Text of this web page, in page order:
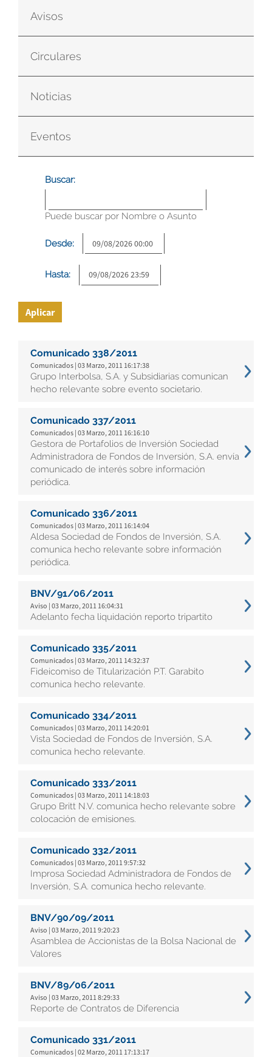
Avisos
Circulares
Noticias
Eventos
Buscar:
Puede buscar por Nombre o Asunto
Desde:
Hasta:
Aplicar
Comunicado 338/2011
Comunicados | 03 Marzo, 2011 16:17:38
Grupo Interbolsa, S.A. y Subsidiarias comunican
hecho relevante sobre evento societario.
Comunicado 337/2011
Comunicados | 03 Marzo, 2011 16:16:10
Gestora de Portafolios de Inversión Sociedad
Administradora de Fondos de Inversión, S.A. envía
comunicado de interés sobre información
periódica.
Comunicado 336/2011
Comunicados | 03 Marzo, 2011 16:14:04
Aldesa Sociedad de Fondos de Inversión, S.A.
comunica hecho relevante sobre información
periódica.
BNV/91/06/2011
Aviso | 03 Marzo, 2011 16:04:31
Adelanto fecha liquidación reporto tripartito
Comunicado 335/2011
Comunicados | 03 Marzo, 2011 14:32:37
Fideicomiso de Titularización P.T. Garabito
comunica hecho relevante.
Comunicado 334/2011
Comunicados | 03 Marzo, 2011 14:20:01
Vista Sociedad de Fondos de Inversión, S.A.
comunica hecho relevante.
Comunicado 333/2011
Comunicados | 03 Marzo, 2011 14:18:03
Grupo Britt N.V. comunica hecho relevante sobre
colocación de emisiones.
Comunicado 332/2011
Comunicados | 03 Marzo, 2011 9:57:32
Improsa Sociedad Administradora de Fondos de
Inversión, S.A. comunica hecho relevante.
BNV/90/09/2011
Aviso | 03 Marzo, 2011 9:20:23
Asamblea de Accionistas de la Bolsa Nacional de
Valores
BNV/89/06/2011
Aviso | 03 Marzo, 2011 8:29:33
Reporte de Contratos de Diferencia
Comunicado 331/2011
Comunicados | 02 Marzo, 2011 17:13:17